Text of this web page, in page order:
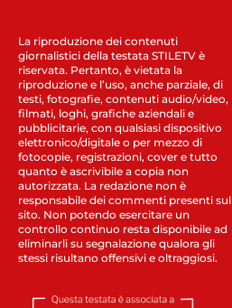
La riproduzione dei contenuti
giornalistici della testata STILETV è
riservata. Pertanto, è vietata la
riproduzione e l’uso, anche parziale, di
testi, fotografie, contenuti audio/video,
filmati, loghi, grafiche aziendali e
pubblicitarie, con qualsiasi dispositivo
elettronico/digitale o per mezzo di
fotocopie, registrazioni, cover e tutto
quanto è ascrivibile a copia non
autorizzata. La redazione non è
responsabile dei commenti presenti sul
sito. Non potendo esercitare un
controllo continuo resta disponibile ad
eliminarli su segnalazione qualora gli
stessi risultano offensivi e oltraggiosi.